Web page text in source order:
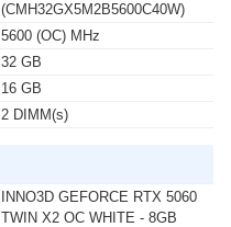
(CMH32GX5M2B5600C40W)
5600 (OC) MHz
32 GB
16 GB
2 DIMM(s)
INNO3D GEFORCE RTX 5060
TWIN X2 OC WHITE - 8GB